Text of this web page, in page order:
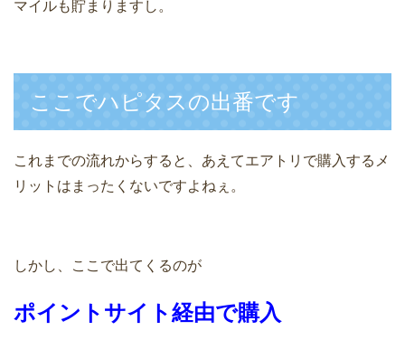
マイルも貯まりますし。
ここでハピタスの出番です
これまでの流れからすると、あえてエアトリで購入するメ
リットはまったくないですよねぇ。
しかし、ここで出てくるのが
ポイントサイト経由で購入